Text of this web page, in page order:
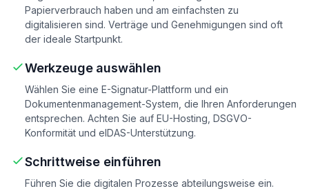
Papierverbrauch haben und am einfachsten zu
digitalisieren sind. Verträge und Genehmigungen sind oft
der ideale Startpunkt.
Werkzeuge auswählen
Wählen Sie eine E-Signatur-Plattform und ein
Dokumentenmanagement-System, die Ihren Anforderungen
entsprechen. Achten Sie auf EU-Hosting, DSGVO-
Konformität und eIDAS-Unterstützung.
Schrittweise einführen
Führen Sie die digitalen Prozesse abteilungsweise ein.